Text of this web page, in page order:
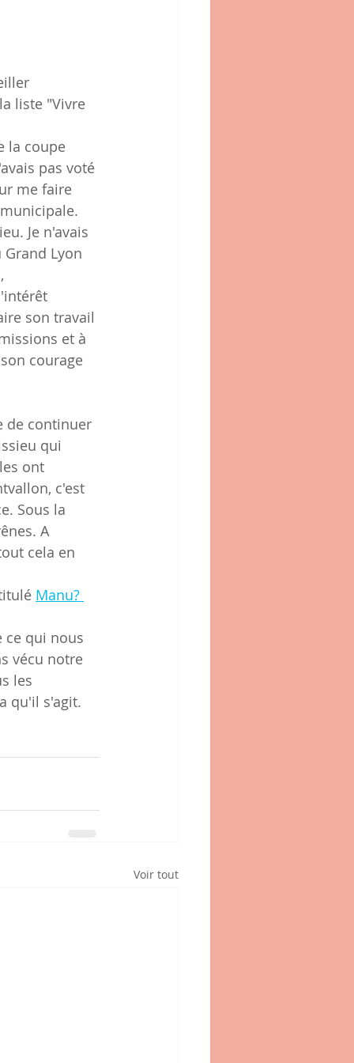
liste "Vivre
la coupe
pas voté
me faire
Je n'avais
Lyon
son travail
et à
courage
de continuer
qui
ont
c'est
Sous la
A
cela en
Manu?
ce qui nous
vécu notre
les
qu'il s'agit.
Voir tout